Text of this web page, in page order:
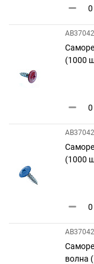
(1000
(1000
волна